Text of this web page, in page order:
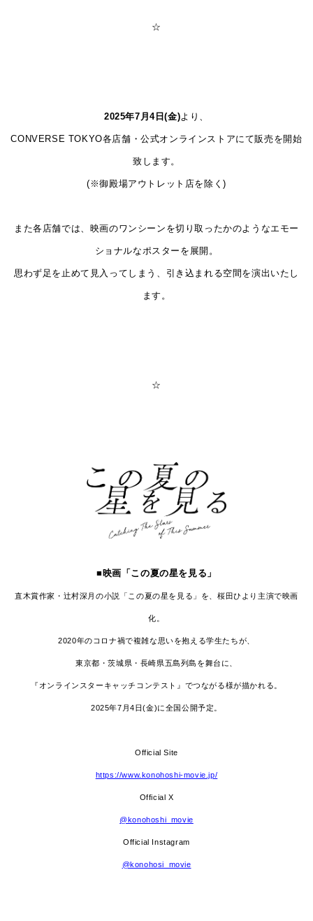
☆
2025年7月4日(金)より、
CONVERSE TOKYO各店舗・公式オンラインストアにて販売を開始
致します。
(※御殿場アウトレット店を除く)
また各店舗では、映画のワンシーンを切り取ったかのようなエモー
ショナルなポスターを展開。
思わず足を止めて見入ってしまう、引き込まれる空間を演出いたし
ます。
☆
■映画「この夏の星を見る」
直木賞作家・辻村深月の小説「この夏の星を見る」を、桜田ひより主演で映画
化。
2020年のコロナ禍で複雑な思いを抱える学生たちが、
東京都・茨城県・長崎県五島列島を舞台に、
『オンラインスターキャッチコンテスト』でつながる様が描かれる。
2025年7月4日(金)に全国公開予定。
Official Site
https://www.konohoshi-movie.jp/
Official X
@konohoshi_movie
Official Instagram
@konohosi_movie